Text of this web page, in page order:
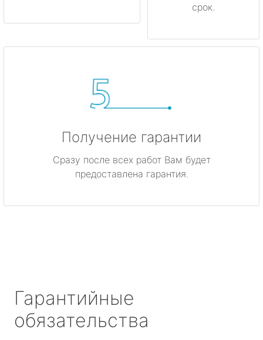
срок.
Получение гарантии
Сразу после всех работ Вам будет
предоставлена гарантия.
Гарантийные
обязательства